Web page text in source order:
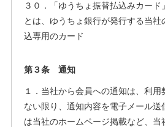
３０．「ゆうちょ振替払込みカード
とは、ゆうちょ銀行が発行する当
込専用のカード
第３条 通知
１．当社から会員への通知は、利
ない限り、通知内容を電子メール送
は当社のホームページ掲載など、当